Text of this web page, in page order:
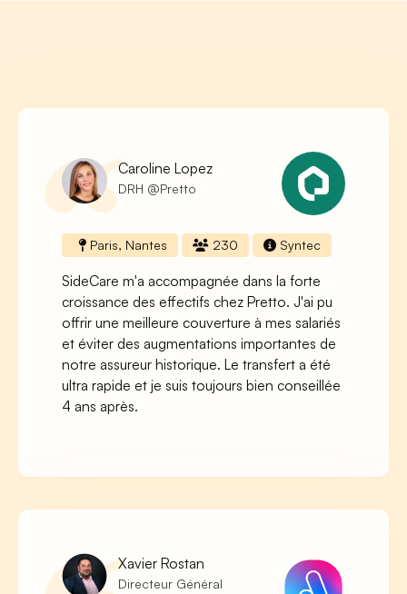
Caroline Lopez
DRH @Pretto
Paris, Nantes 230 Syntec
SideCare m'a accompagnée dans la forte
croissance des effectifs chez Pretto. J'ai pu
offrir une meilleure couverture à mes salariés
et éviter des augmentations importantes de
notre assureur historique. Le transfert a été
ultra rapide et je suis toujours bien conseillée
4 ans après.
Xavier Rostan
Directeur Général